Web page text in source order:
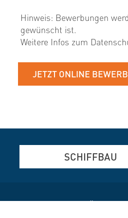
Hinweis: Bewerbungen
gewünscht ist.
Weitere Infos zum
JETZT ONLINE
SCHIFFBAU
© 2026HEINRICH RÖNNER